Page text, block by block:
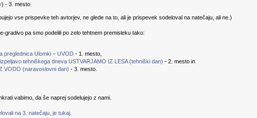
) - 3. mesto.
vse prispevke teh avtorjev, ne glede na to, ali je prispevek sodeloval na natečaju, ali ne.)
gradivo pa smo podelili po zelo tehtnem premisleku tako:
preglednica Ulomki – UVOD - 1. mesto,
tehniškega dneva USTVARJAMO IZ LESA (tehniški dan) - 2. mesto in
VODO (naravoslovni dan) - 3. mesto.
vabimo, da še naprej sodelujejo z nami.
na 3. natečaju, je tukaj.